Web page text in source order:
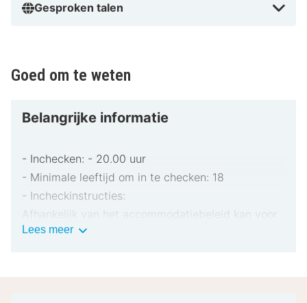
Gesproken talen
Goed om te weten
Belangrijke informatie
- Inchecken: - 20.00 uur
- Minimale leeftijd om in te checken: 18
- Incheckinstructies:
Afhankelijk van het accommodatiebeleid kan voor
extra personen een toeslag in rekening worden
Lees meerBelangrijke